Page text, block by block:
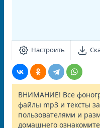
Настроить
ВНИМАНИЕ! Все
файлы mp3 и тексты
пользователями и
домашнего